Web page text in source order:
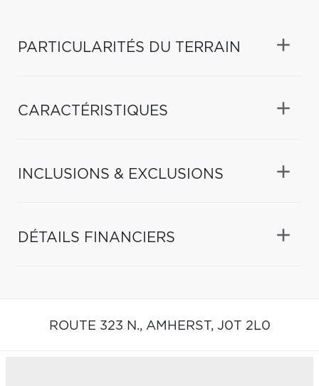
PARTICULARITÉS DU TERRAIN
CARACTÉRISTIQUES
INCLUSIONS & EXCLUSIONS
DÉTAILS FINANCIERS
ROUTE 323 N., AMHERST, J0T 2L0